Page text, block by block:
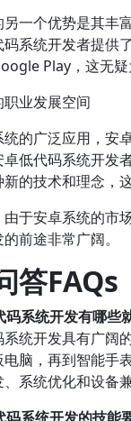
另一个优势是其丰
码系统开发者提供
Play，这无疑
职业发展空间
统的广泛应用，安
低代码系统开发
的技术和理念，
于安卓系统的市
前途非常广阔。
答FAQs
码系统开发有哪些
统开发具有广阔
脑，再到智能手
系统优化和设备